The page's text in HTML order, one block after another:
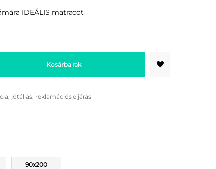
IDEÁLIS matracot
Kosárba rak
jótállás, reklamációs eljárás
90x200